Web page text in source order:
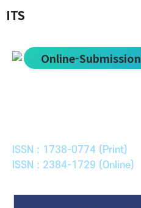
ITS
Online-Submission
ISSN : 1738-0774 (Print)
ISSN : 2384-1729 (Online)